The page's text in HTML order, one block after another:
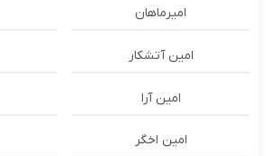
امیرماهان
امین آتشکار
امین آرا
امین اخگر